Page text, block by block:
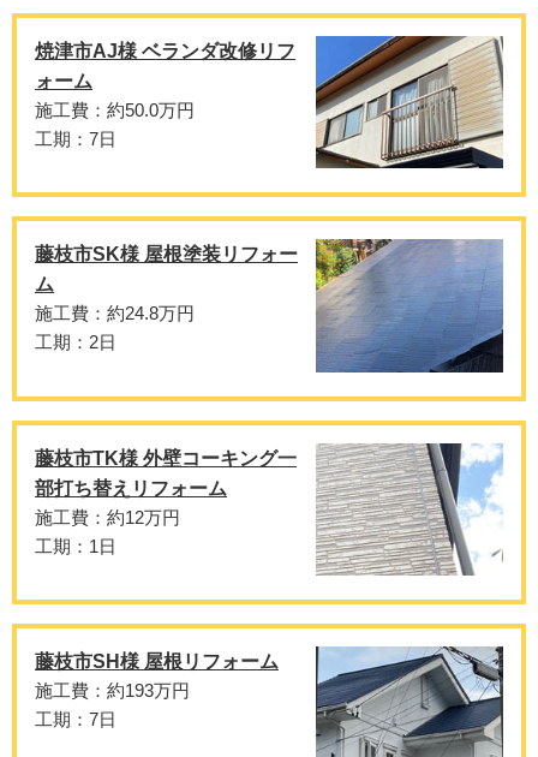
焼津市AJ様 ベランダ改修リフ
ォーム
施工費：約50.0万円
工期：7日
藤枝市SK様 屋根塗装リフォー
ム
施工費：約24.8万円
工期：2日
藤枝市TK様 外壁コーキング一
部打ち替えリフォーム
施工費：約12万円
工期：1日
藤枝市SH様 屋根リフォーム
施工費：約193万円
工期：7日